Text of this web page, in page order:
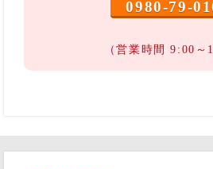
0980-79-
（営業時間 9:00～